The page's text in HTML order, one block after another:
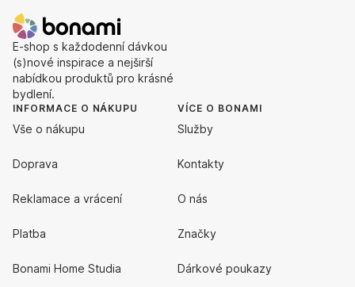
E-shop s každodenní dávkou
(s)nové inspirace a nejširší
nabídkou produktů pro krásné
bydlení.
INFORMACE O NÁKUPU
Vše o nákupu
Doprava
Reklamace a vrácení
Platba
Bonami Home Studia
VÍCE O BONAMI
Služby
Kontakty
O nás
Značky
Dárkové poukazy